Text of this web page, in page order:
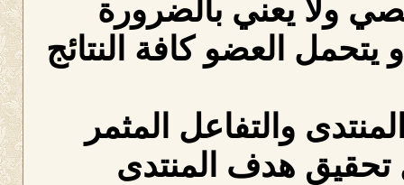
ولا يعني بالضرورة
العضو كافة النتائج
والتفاعل المثمر
هدف المنتدى